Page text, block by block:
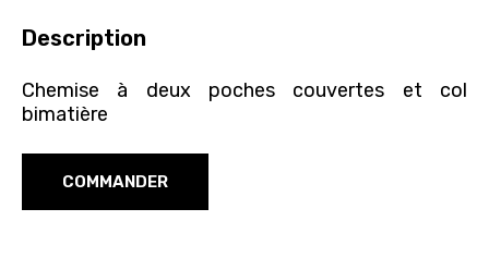
Blog
Nos
clients
Contact
Description
Chemise à deux poches couvertes et col
bimatière
COMMANDER